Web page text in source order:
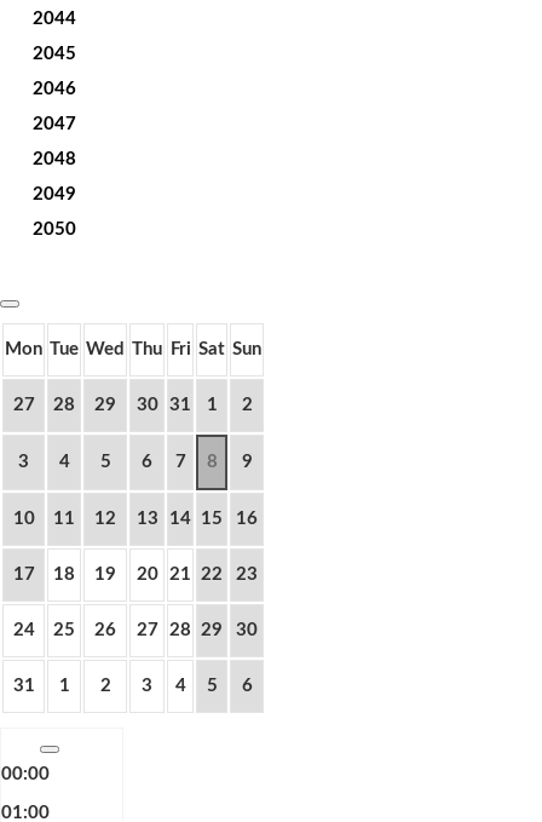
2044
2045
2046
2047
2048
2049
2050
Mon Tue Wed Thu Fri Sat Sun
27 28 29 30 31 1 2
3 4 5 6 7 8 9
10 11 12 13 14 15 16
17 18 19 20 21 22 23
24 25 26 27 28 29 30
31 1 2 3 4 5 6
00:00
01:00